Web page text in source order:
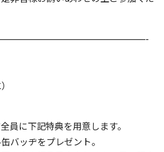
員に下記特典を用意します。
バッヂをプレゼント。